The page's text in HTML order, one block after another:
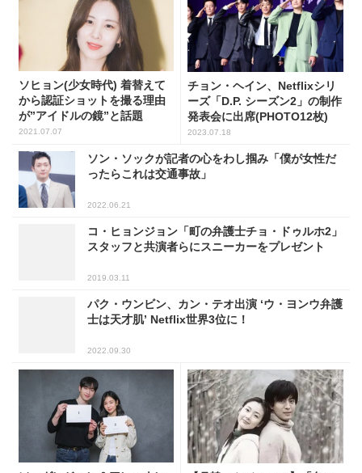
ソヒョン(少女時代) 着替えて
から認証ショットを撮る理由
が”アイドルの鏡”と話題
2021.07.07
チョン・ヘイン、Netflixシリ
ーズ「D.P. シーズン2」の制作
発表会に出席(PHOTO12枚)
2023.07.18
ソン・ソックが記者の心をわし掴み「僕が女性だ
ったらこれは交通事故」
2022.06.21
コ・ヒョンジョン「町の弁護士チョ・ドゥルホ2」
スタッフと共演者らにスニーカーをプレゼント
2019.03.11
パク・ウンビン、カン・テオ出演 ‘ウ・ヨンウ弁護
士は天才肌’ Netflix世界3位に！
2022.09.30